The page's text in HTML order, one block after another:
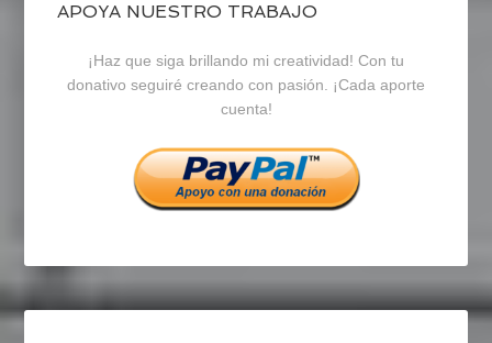
blogrecursosep
en
Facebook
recursosep
en
Twitter
recursosep
en
Instagram
APOYA NUESTRO TRABAJO
¡Haz que siga brillando mi creatividad! Con tu
donativo seguiré creando con pasión. ¡Cada aporte
cuenta!